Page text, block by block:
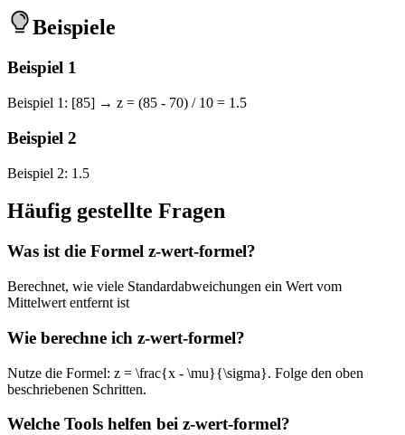
Beispiele
Beispiel 1
Beispiel 1: [85] → z = (85 - 70) / 10 = 1.5
Beispiel 2
Beispiel 2: 1.5
Häufig gestellte Fragen
Was ist die Formel z-wert-formel?
Berechnet, wie viele Standardabweichungen ein Wert vom
Mittelwert entfernt ist
Wie berechne ich z-wert-formel?
Nutze die Formel: z = \frac{x - \mu}{\sigma}. Folge den oben
beschriebenen Schritten.
Welche Tools helfen bei z-wert-formel?